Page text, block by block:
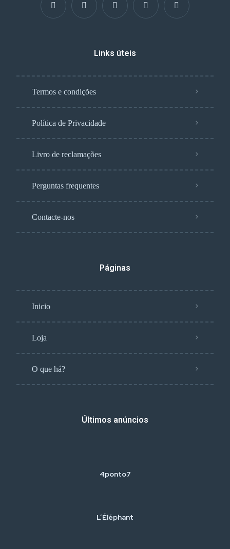
Links úteis
Termos e condições
Política de Privacidade
Livro de reclamações
Perguntas frequentes
Contacte-nos
Páginas
Inicio
Loja
O que há?
Últimos anúncios
4ponto7
L’Éléphant